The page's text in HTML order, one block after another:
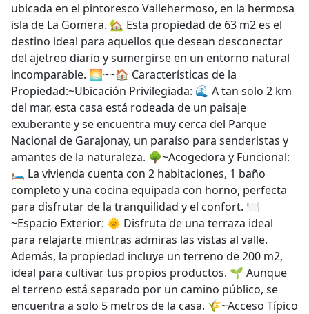
ubicada en el pintoresco Vallehermoso, en la hermosa
isla de La Gomera. 🏡 Esta propiedad de 63 m2 es el
destino ideal para aquellos que desean desconectar
del ajetreo diario y sumergirse en un entorno natural
incomparable. 🌅~~🏠 Características de la
Propiedad:~Ubicación Privilegiada: 🌊 A tan solo 2 km
del mar, esta casa está rodeada de un paisaje
exuberante y se encuentra muy cerca del Parque
Nacional de Garajonay, un paraíso para senderistas y
amantes de la naturaleza. 🌳~Acogedora y Funcional:
🛏️ La vivienda cuenta con 2 habitaciones, 1 baño
completo y una cocina equipada con horno, perfecta
para disfrutar de la tranquilidad y el confort. 🍽️
~Espacio Exterior: 🌞 Disfruta de una terraza ideal
para relajarte mientras admiras las vistas al valle.
Además, la propiedad incluye un terreno de 200 m2,
ideal para cultivar tus propios productos. 🌱 Aunque
el terreno está separado por un camino público, se
encuentra a solo 5 metros de la casa. 🌾~Acceso Típico